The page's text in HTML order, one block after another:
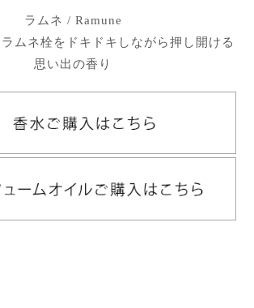
ラムネ / Ramune
ムネ栓をドキドキしながら押し開ける
思い出の香り